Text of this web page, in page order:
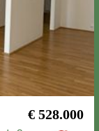
€ 528.000